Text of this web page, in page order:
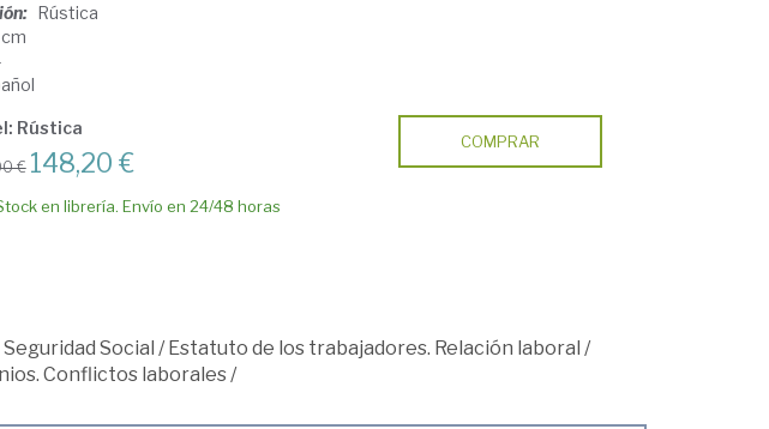
Rústica
Rústica
€ 148,20 €
en librería. Envío en 24/48 horas
COMPRAR
Social / Estatuto de los trabajadores. Relación laboral /
Conflictos laborales/